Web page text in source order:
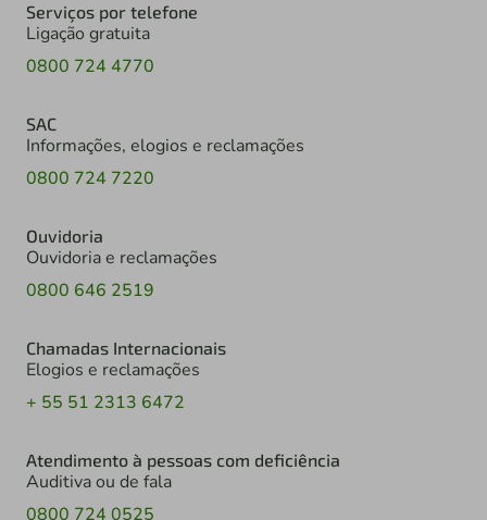
Serviços por telefone
Ligação gratuita
0800 724 4770
SAC
Informações, elogios e reclamações
0800 724 7220
Ouvidoria
Ouvidoria e reclamações
0800 646 2519
Chamadas Internacionais
Elogios e reclamações
+ 55 51 2313 6472
Atendimento à pessoas com deficiência
Auditiva ou de fala
0800 724 0525